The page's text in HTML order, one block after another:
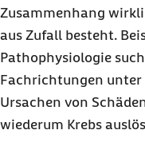
Zusammenhang
aus Zufall besteht.
Pathophysiologie
Fachrichtungen unter
Ursachen von
wiederum Krebs